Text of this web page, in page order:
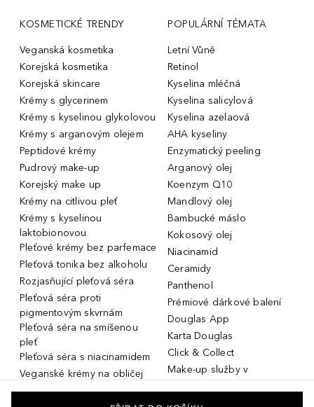
KOSMETICKÉ TRENDY
Veganská kosmetika
Korejská kosmetika
Korejská skincare
Krémy s glycerinem
Krémy s kyselinou glykolovou
Krémy s arganovým olejem
Peptidové krémy
Pudrový make-up
Korejský make up
Krémy na citlivou pleť
Krémy s kyselinou
laktobionovou
Pleťové krémy bez parfemace
Pleťová tonika bez alkoholu
Rozjasňující pleťová séra
Pleťová séra proti
pigmentovým skvrnám
Pleťová séra na smíšenou
pleť
Pleťová séra s niacinamidem
Veganské krémy na obličej
Miniatury parfémů, cestovní
POPULÁRNÍ TÉMATA
Letní Vůně
Retinol
Kyselina mléčná
Kyselina salicylová
Kyselina azelaová
AHA kyseliny
Enzymatický peeling
Arganový olej
Koenzym Q10
Mandlový olej
Bambucké máslo
Kokosový olej
Niacinamid
Ceramidy
Panthenol
Prémiové dárkové balení
Douglas App
Karta Douglas
Click & Collect
Make-up služby v
parfumeriích Douglas